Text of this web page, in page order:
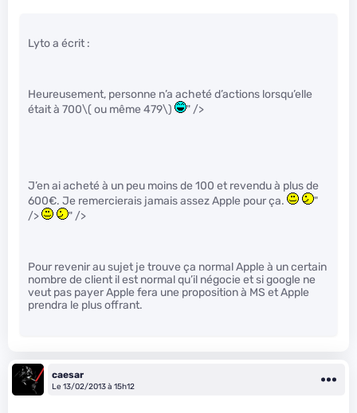
Lyto a écrit :
Heureusement, personne n’a acheté d’actions lorsqu’elle
était à 700\( ou même 479\) " />
J’en ai acheté à un peu moins de 100 et revendu à plus de
600€. Je remercierais jamais assez Apple pour ça.
"
/>
" />
Pour revenir au sujet je trouve ça normal Apple à un certain
nombre de client il est normal qu’il négocie et si google ne
veut pas payer Apple fera une proposition à MS et Apple
prendra le plus offrant.
caesar
Le 13/02/2013 à 15h12